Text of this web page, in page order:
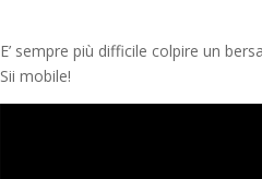
E’ sempre più difficile colpire un
Sii mobile!